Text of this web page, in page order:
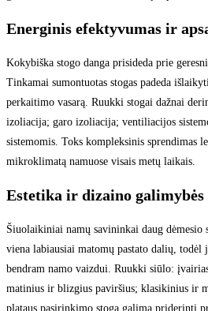
Energinis efektyvumas ir
Kokybiška stogo danga prisideda prie
Tinkamai sumontuotas stogas padeda
perkaitimo vasarą. Ruukki stogai dažnai
izoliacija; garo izoliacija; ventiliacijos
sistemomis. Toks kompleksinis sprendimas
mikroklimatą namuose visais metų laikais.
Estetika ir dizaino galimybės
Šiuolaikiniai namų savininkai daug dėmesio
viena labiausiai matomų pastato dalių, todėl
bendram namo vaizdui. Ruukki siūlo:
matinius ir blizgius paviršius; klasikinius ir
plataus pasirinkimo stogą galima priderinti